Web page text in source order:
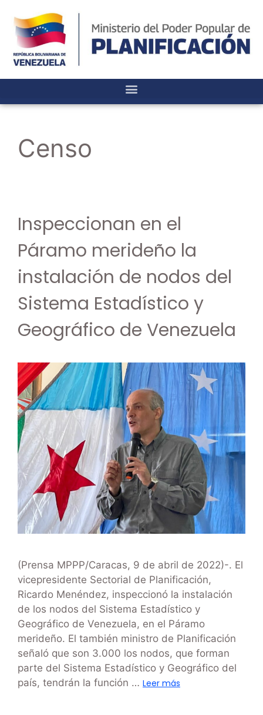
Censo
Inspeccionan en el
Páramo merideño la
instalación de nodos del
Sistema Estadístico y
Geográfico de Venezuela
(Prensa MPPP/Caracas, 9 de abril de 2022)-. El
vicepresidente Sectorial de Planificación,
Ricardo Menéndez, inspeccionó la instalación
de los nodos del Sistema Estadístico y
Geográfico de Venezuela, en el Páramo
merideño. El también ministro de Planificación
señaló que son 3.000 los nodos, que forman
parte del Sistema Estadístico y Geográfico del
país, tendrán la función … Leer más